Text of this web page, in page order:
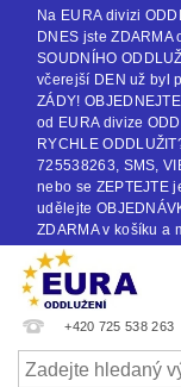
Na EURA divizi
DNES jste ZDARMA
SOUDNÍHO
včerejší DEN už byl
ZÁDY!
od EURA divize
RYCHLE
725538263, SMS,
nebo se ZEPTEJTE
udělejte
ZDARMA v košíku a
+420 725 538 263